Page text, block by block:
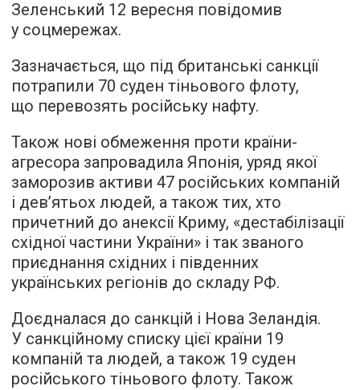
Зеленський 12 вересня повідомив
у соцмережах.
Зазначається, що під британські санкції
потрапили 70 суден тіньового флоту,
що перевозять російську нафту.
Також нові обмеження проти країни-
агресора запровадила Японія, уряд якої
заморозив активи 47 російських компаній
і девʼятьох людей, а також тих, хто
причетний до анексії Криму, «дестабілізації
східної частини України» і так званого
приєднання східних і південних
українських регіонів до складу РФ.
Доєдналася до санкцій і Нова Зеландія.
У санкційному списку цієї країни 19
компаній та людей, а також 19 суден
російського тіньового флоту. Також